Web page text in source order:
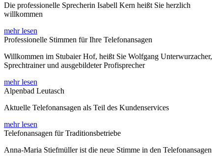
Die professionelle Sprecherin Isabell Kern heißt Sie herzlich
willkommen
mehr lesen
Professionelle Stimmen für Ihre Telefonansagen
Willkommen im Stubaier Hof, heißt Sie Wolfgang Unterwurzacher,
Sprechtrainer und ausgebildeter Profisprecher
mehr lesen
Alpenbad Leutasch
Aktuelle Telefonansagen als Teil des Kundenservices
mehr lesen
Telefonansagen für Traditionsbetriebe
Anna-Maria Stiefmüller ist die neue Stimme in den Telefonansagen